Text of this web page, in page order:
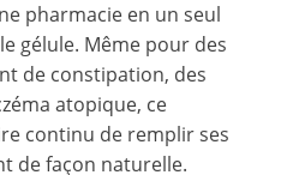
pharmacie en un seul
gélule. Même pour des
de constipation, des
atopique, ce
continu de remplir ses
de façon naturelle.